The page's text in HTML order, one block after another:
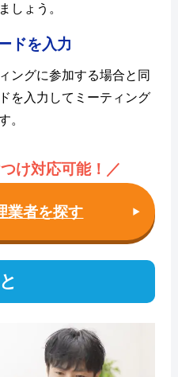
しょう。
ドを入力
ングに参加する場合と同
を入力してミーティング
。
け対応可能！ ／
業者を探す